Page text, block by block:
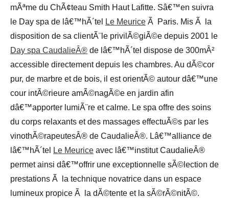
mÃªme du ChÃ¢teau Smith Haut Lafitte. Sâ€™en suivra
le Day spa de lâ€™hÃ´tel
Le Meurice Ã Paris. Mis Ã la
disposition de sa clientÃ¨le privilÃ©giÃ©e depuis 2001 le
Day spa CaudalieÂ® de lâ€™hÃ´tel dispose de 300mÂ²
accessible directement depuis les chambres. Au dÃ©cor
pur, de marbre et de bois, il est orientÃ© autour dâ€™une
cour intÃ©rieure amÃ©nagÃ©e en jardin afin
dâ€™apporter lumiÃ¨re et calme. Le spa offre des soins
du corps relaxants et des massages effectuÃ©s par les
vinothÃ©rapeutesÂ® de CaudalieÂ®. Lâ€™alliance de
lâ€™hÃ´tel
Le Meurice avec lâ€™institut CaudalieÂ®
permet ainsi dâ€™offrir une exceptionnelle sÃ©lection de
prestations Ã la technique novatrice dans un espace
lumineux propice Ã la dÃ©tente et la sÃ©rÃ©nitÃ©.